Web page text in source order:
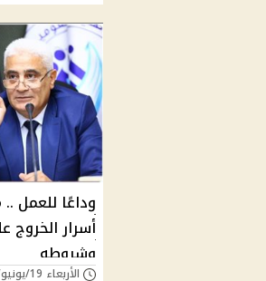
وداعًا للعمل
أسرار الخروج
وشروطه
الأربعاء 19/يونيو/2024 - 10:00 م